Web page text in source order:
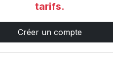
tarifs.
Créer un compte